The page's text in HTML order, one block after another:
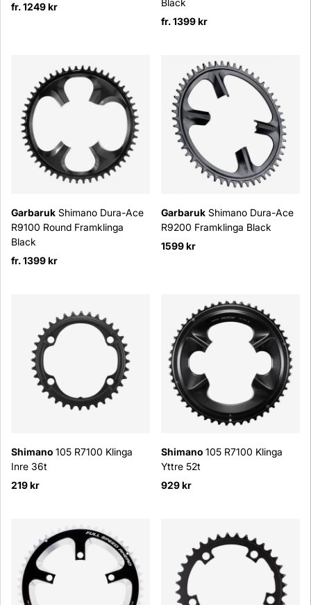
fr. 1249 kr
Black
fr. 1399 kr
Garbaruk Shimano Dura-Ace
R9100 Round Framklinga
Black
fr. 1399 kr
Garbaruk Shimano Dura-Ace
R9200 Framklinga Black
1599 kr
Shimano 105 R7100 Klinga
Inre 36t
219 kr
Shimano 105 R7100 Klinga
Yttre 52t
929 kr